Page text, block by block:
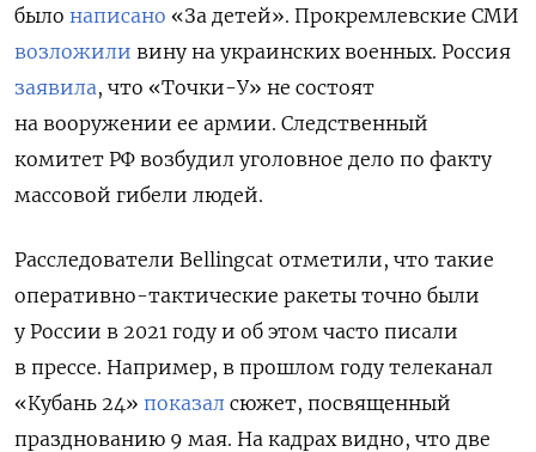
было написано «За детей». Прокремлевские СМИ
возложили вину на украинских военных. Россия
заявила, что «Точки-У» не состоят
на вооружении ее армии. Следственный
комитет РФ возбудил уголовное дело по факту
массовой гибели людей.
Расследователи Bellingcat отметили, что такие
оперативно-тактические ракеты точно были
у России в 2021 году и об этом часто писали
в прессе. Например, в прошлом году телеканал
«Кубань 24» показал сюжет, посвященный
празднованию 9 мая. На кадрах видно, что две